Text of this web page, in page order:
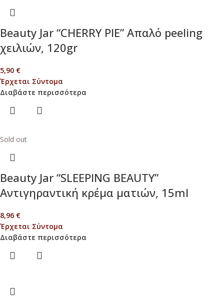
Beauty Jar “CHERRY PIE” Απαλό peeling
χειλιών, 120gr
5,90 €
Έρχεται Σύντομα
Διαβάστε περισσότερα
Sold out
Beauty Jar “SLEEPING BEAUTY”
Αντιγηραντική κρέμα ματιών, 15ml
8,96 €
Έρχεται Σύντομα
Διαβάστε περισσότερα